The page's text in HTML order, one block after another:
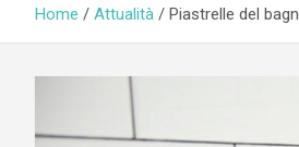
Home Attualità Piastrelle del